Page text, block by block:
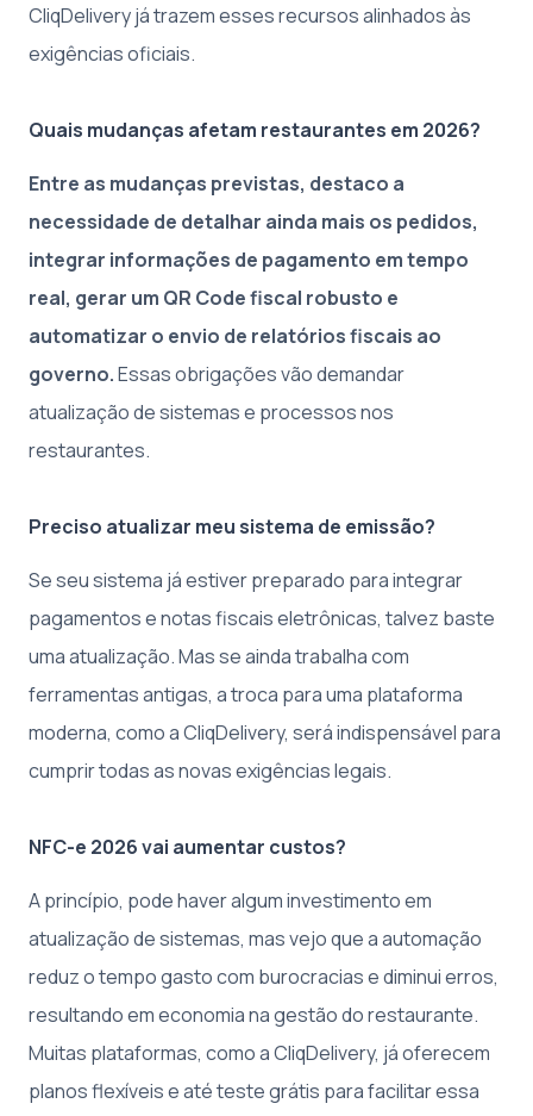
CliqDelivery já trazem esses recursos alinhados às
exigências oficiais.
Quais mudanças afetam restaurantes em 2026?
Entre as mudanças previstas, destaco a
necessidade de detalhar ainda mais os pedidos,
integrar informações de pagamento em tempo
real, gerar um QR Code fiscal robusto e
automatizar o envio de relatórios fiscais ao
governo.Essas obrigações vão demandar
atualização de sistemas e processos nos
restaurantes.
Preciso atualizar meu sistema de emissão?
Se seu sistema já estiver preparado para integrar
pagamentos e notas fiscais eletrônicas, talvez baste
uma atualização. Mas se ainda trabalha com
ferramentas antigas, a troca para uma plataforma
moderna, como a CliqDelivery, será indispensável para
cumprir todas as novas exigências legais.
NFC-e 2026 vai aumentar custos?
A princípio, pode haver algum investimento em
atualização de sistemas, mas vejo que a automação
reduz o tempo gasto com burocracias e diminui erros,
resultando em economia na gestão do restaurante.
Muitas plataformas, como a CliqDelivery, já oferecem
planos flexíveis e até teste grátis para facilitar essa